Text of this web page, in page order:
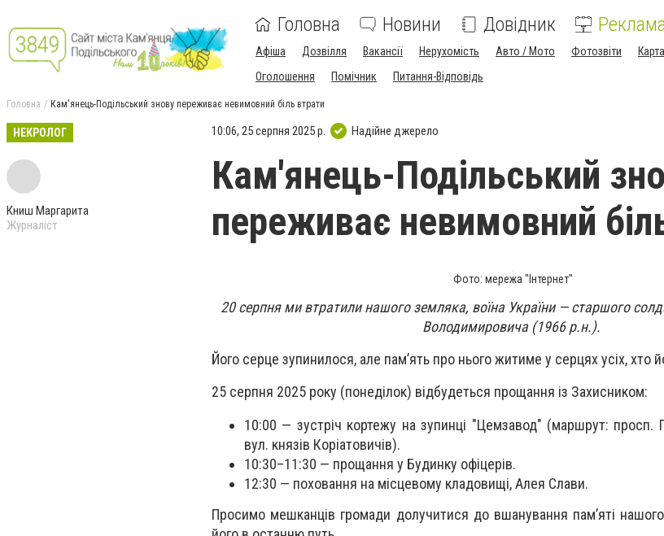
Головна Новини Довідник
Афіша Дозвілля Вакансії Нерухомість Авто / Мото Фотозвіти
Оголошення
Помічник Питання-Відповідь
Головна Кам'янець-Подільський знову переживає невимовний біль втрати
НЕКРОЛОГ
Книш Маргарита
Журналіст
10:06, 25 серпня 2025 р. Надійне джерело
Кам'янець-Подільський
переживає невимовний
Фото: мережа "Інтернет"
20 серпня ми втратили нашого земляка, воїна України — старшого
Володимировича (1966 р.н.).
Його серце зупинилося, але пам’ять про нього житиме у серцях усіх, хто
25 серпня 2025 року (понеділок) відбудеться прощання із Захисником:
10:00 — зустріч кортежу на зупинці "Цемзавод" (маршрут: просп.
вул. князів Коріатовичів).
10:30–11:30 — прощання у Будинку офіцерів.
12:30 — поховання на місцевому кладовищі, Алея Слави.
Просимо мешканців громади долучитися до вшанування пам’яті